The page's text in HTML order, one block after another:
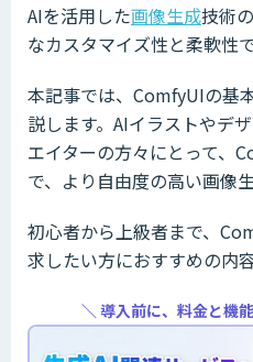
AIを活用した画像生成技術
なカスタマイズ性と柔軟性
本記事では、ComfyUIの基
説します。AIイラストやデ
エイターの方々にとって、
で、より自由度の高い画像
初心者から上級者まで、
求したい方におすすめの内容
＼ 導入前に、料金と機